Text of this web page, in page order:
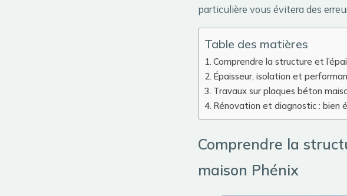
particulière vous évitera des
Table des matières
Comprendre la structure et
Épaisseur, isolation et
Travaux sur plaques béton
Rénovation et diagnostic : bien
Comprendre la
maison Phénix